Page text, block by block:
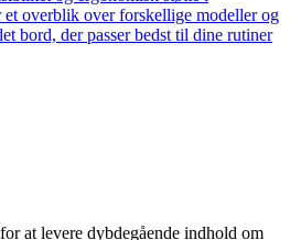
overblik over forskellige modeller og
bord, der passer bedst til dine rutiner
at levere dybdegående indhold om